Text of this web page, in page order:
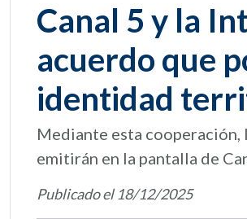
Canal 5 y la
acuerdo que
identidad
Mediante esta cooperación,
emitirán en la pantalla de
Publicado el 18/12/2025